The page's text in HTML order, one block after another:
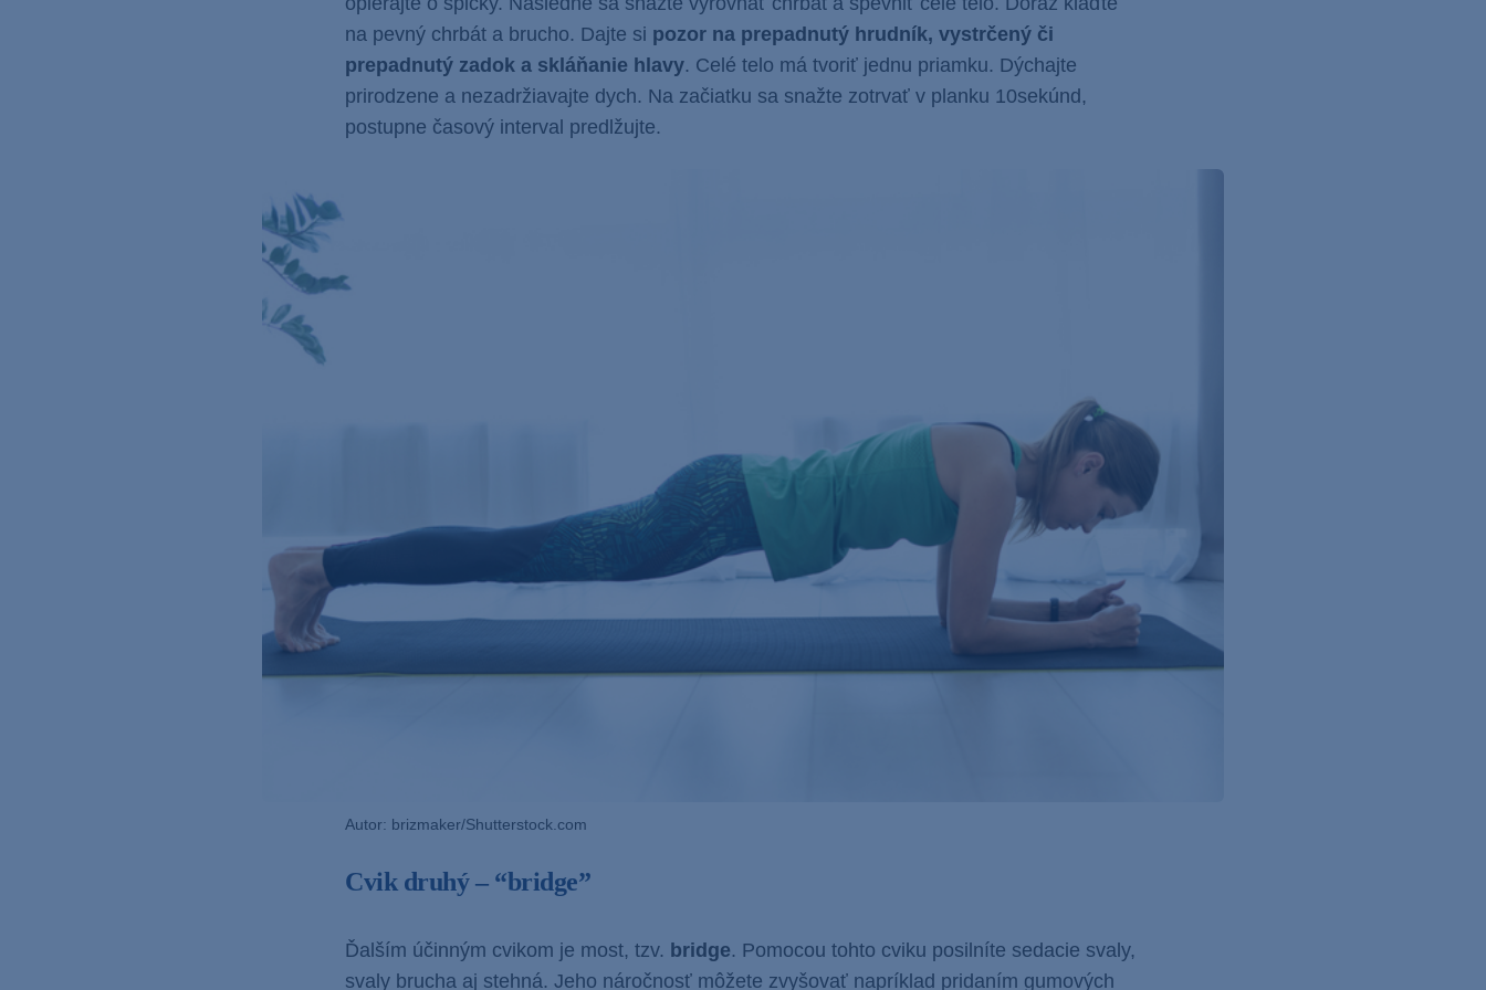
na pevný chrbát a brucho. Dajte si pozor na prepadnutý hrudník, vystrčený či
prepadnutý zadok a skláňanie hlavy. Celé telo má tvoriť jednu priamku. Dýchajte
prirodzene a nezadržiavajte dych. Na začiatku sa snažte zotrvať v planku 10sekúnd,
postupne časový interval predlžujte.
Autor: brizmaker/Shutterstock.com
Cvik druhý – “bridge”
Ďalším účinným cvikom je most, tzv. bridge. Pomocou tohto cviku posilníte sedacie svaly,
svaly brucha aj stehná. Jeho náročnosť môžete zvyšovať napríklad pridaním gumových